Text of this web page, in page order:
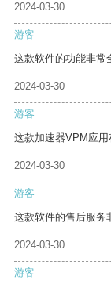
2024-03-30
游客
这款软件的功能非常
2024-03-30
游客
这款加速器VPM应用
2024-03-30
游客
这款软件的售后服务
2024-03-30
游客